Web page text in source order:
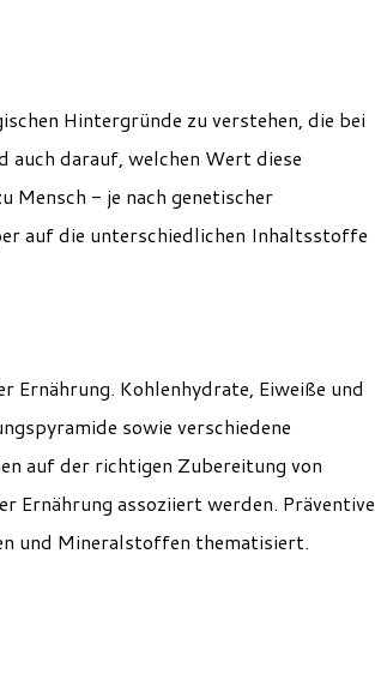
Hintergründe zu verstehen, die bei
auch darauf, welchen Wert diese
Mensch - je nach genetischer
auf die unterschiedlichen Inhaltsstoffe
Kohlenhydrate, Eiweiße und
sowie verschiedene
auf der richtigen Zubereitung von
Ernährung assoziiert werden. Präventive
und Mineralstoffen thematisiert.